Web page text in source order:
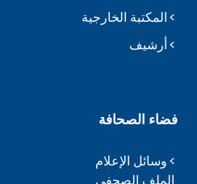
المكتبة الخارجية
أرشيف
فضاء الصحافة
وسائل الإعلام